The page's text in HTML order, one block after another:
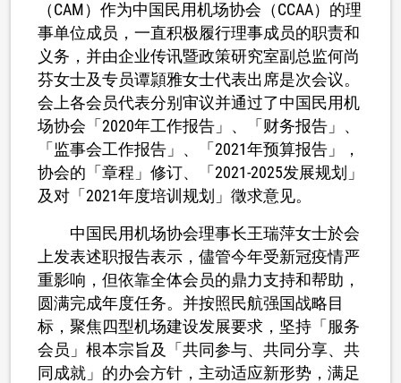
（CAM）作为中国民用机场协会（CCAA）的理
事单位成员，一直积极履行理事成员的职责和
义务，并由企业传讯暨政策研究室副总监何尚
芬女士及专员谭頴雅女士代表出席是次会议。
会上各会员代表分别审议并通过了中国民用机
场协会「2020年工作报告」、「财务报告」、
「监事会工作报告」、「2021年预算报告」，
协会的「章程」修订、「2021-2025发展规划」
及对「2021年度培训规划」徵求意见。
中国民用机场协会理事长王瑞萍女士於会
上发表述职报告表示，儘管今年受新冠疫情严
重影响，但依靠全体会员的鼎力支持和帮助，
圆满完成年度任务。并按照民航强国战略目
标，聚焦四型机场建设发展要求，坚持「服务
会员」根本宗旨及「共同参与、共同分享、共
同成就」的办会方针，主动适应新形势，满足